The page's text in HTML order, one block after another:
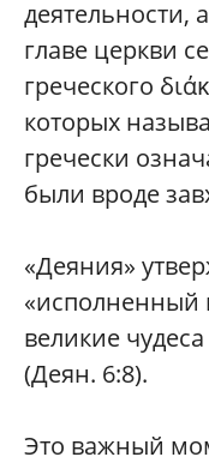
деятельности,
главе церкви
греческого
которых
гречески
были вроде
«Деяния»
«исполненный
великие
(Деян. 6:8).
Это важный